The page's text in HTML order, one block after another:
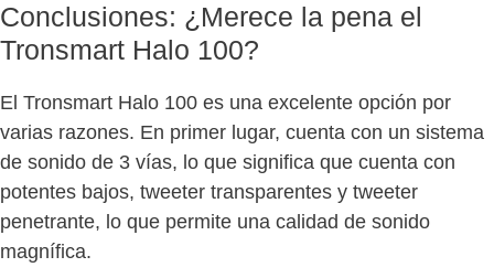
Conclusiones: ¿Merece la pena el
Tronsmart Halo 100?
El Tronsmart Halo 100 es una excelente opción por
varias razones. En primer lugar, cuenta con un sistema
de sonido de 3 vías, lo que significa que cuenta con
potentes bajos, tweeter transparentes y tweeter
penetrante, lo que permite una calidad de sonido
magnífica.